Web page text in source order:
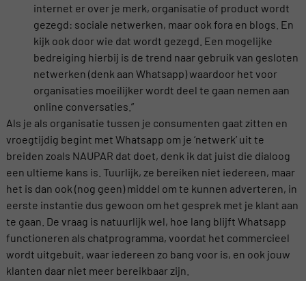
internet er over je merk, organisatie of product wordt
gezegd: sociale netwerken, maar ook fora en blogs. En
kijk ook door wie dat wordt gezegd. Een mogelijke
bedreiging hierbij is de trend naar gebruik van gesloten
netwerken (denk aan Whatsapp) waardoor het voor
organisaties moeilijker wordt deel te gaan nemen aan
online conversaties.”
Als je als organisatie tussen je consumenten gaat zitten en
vroegtijdig begint met Whatsapp om je ‘netwerk’ uit te
breiden zoals NAUPAR dat doet, denk ik dat juist die dialoog
een ultieme kans is. Tuurlijk, ze bereiken niet iedereen, maar
het is dan ook (nog geen) middel om te kunnen adverteren, in
eerste instantie dus gewoon om het gesprek met je klant aan
te gaan. De vraag is natuurlijk wel, hoe lang blijft Whatsapp
functioneren als chatprogramma, voordat het commercieel
wordt uitgebuit, waar iedereen zo bang voor is, en ook jouw
klanten daar niet meer bereikbaar zijn.